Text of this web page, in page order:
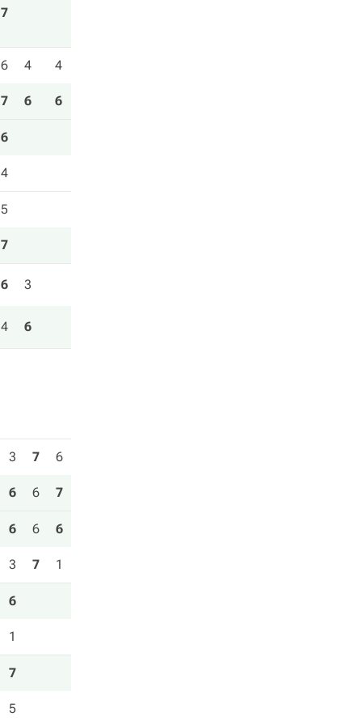
7
6 4 4
7 6 6
6
4
5
7
6 3
4 6
3 7 6
6 6 7
6 6 6
3 7 1
6
1
7
5